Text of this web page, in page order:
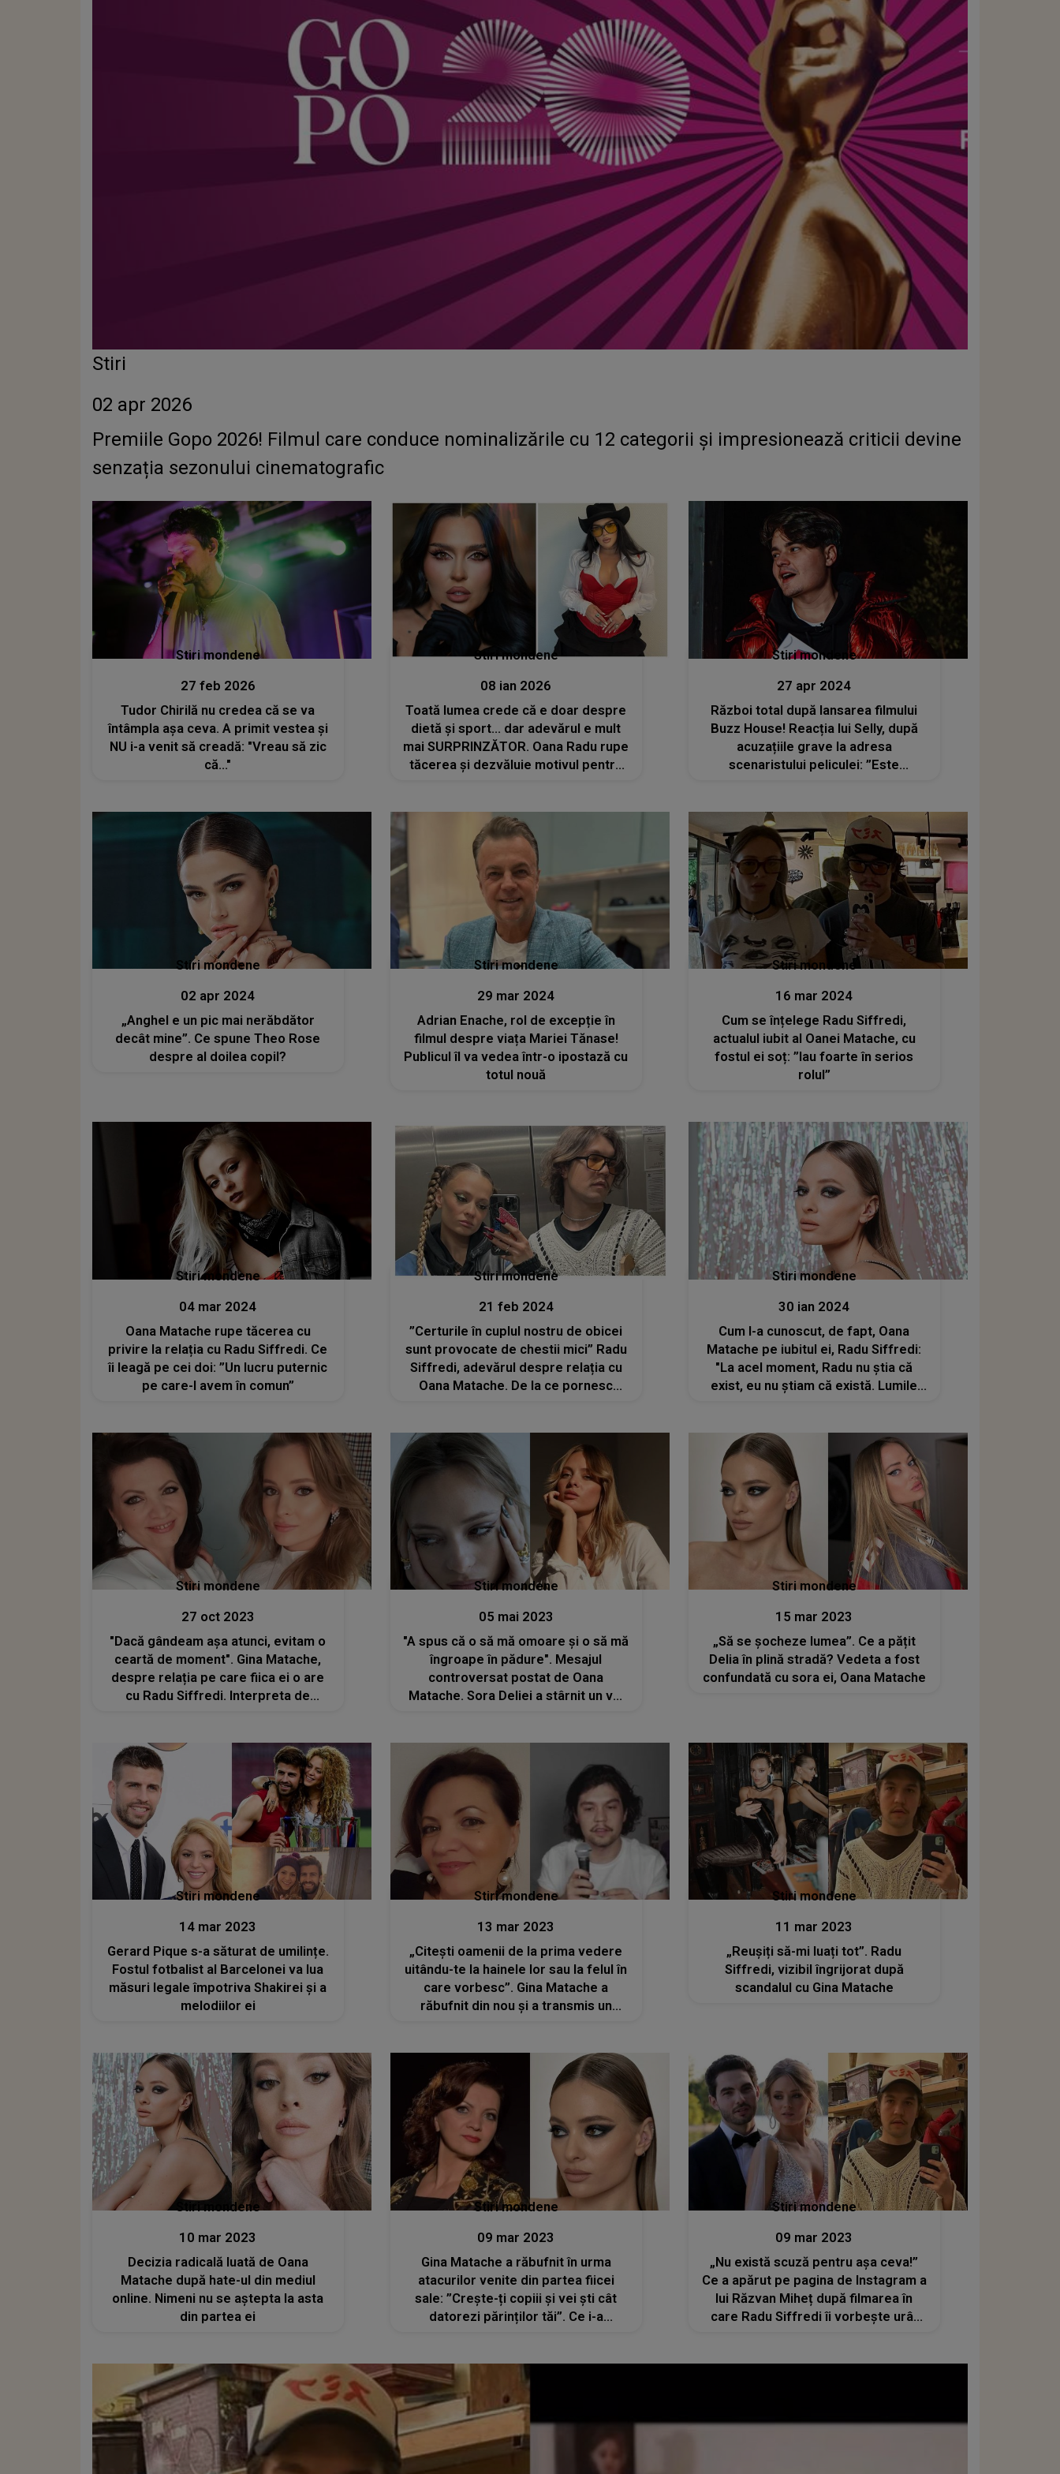
Stiri
02 apr 2026
Premiile Gopo 2026! Filmul care conduce nominalizările cu 12 categorii și impresionează criticii devine
senzația sezonului cinematografic
Stiri mondene
27 feb 2026
Tudor Chirilă nu credea că se va
întâmpla așa ceva. A primit vestea și
NU i-a venit să creadă: "Vreau să zic
că..."
Stiri mondene
08 ian 2026
Toată lumea crede că e doar despre
dietă și sport... dar adevărul e mult
mai SURPRINZĂTOR. Oana Radu rupe
tăcerea și dezvăluie motivul pentru
fiind ceva tragic și..."
Stiri mondene
27 apr 2024
Război total după lansarea filmului
Buzz House! Reacția lui Selly, după
acuzațiile grave la adresa
scenaristului peliculei: ”Este
Stiri mondene
02 apr 2024
„Anghel e un pic mai nerăbdător
decât mine”. Ce spune Theo Rose
despre al doilea copil?
Stiri mondene
29 mar 2024
Adrian Enache, rol de excepție în
filmul despre viața Mariei Tănase!
Publicul îl va vedea într-o ipostază cu
totul nouă
Stiri mondene
16 mar 2024
Cum se înțelege Radu Siffredi,
actualul iubit al Oanei Matache, cu
fostul ei soț: ”Iau foarte în serios
rolul”
Stiri mondene
04 mar 2024
Oana Matache rupe tăcerea cu
privire la relația cu Radu Siffredi. Ce
îi leagă pe cei doi: ”Un lucru puternic
pe care-l avem în comun”
Stiri mondene
21 feb 2024
”Certurile în cuplul nostru de obicei
sunt provocate de chestii mici” Radu
Siffredi, adevărul despre relația cu
Oana Matache. De la ce pornesc
Stiri mondene
30 ian 2024
Cum l-a cunoscut, de fapt, Oana
Matache pe iubitul ei, Radu Siffredi:
"La acel moment, Radu nu știa că
exist, eu nu știam că există. Lumile
Stiri mondene
27 oct 2023
"Dacă gândeam așa atunci, evitam o
ceartă de moment". Gina Matache,
despre relația pe care fiica ei o are
cu Radu Siffredi. Interpreta de
Stiri mondene
05 mai 2023
"A spus că o să mă omoare și o să mă
îngroape în pădure". Mesajul
controversat postat de Oana
Matache. Sora Deliei a stârnit un val
Stiri mondene
15 mar 2023
„Să se șocheze lumea”. Ce a pățit
Delia în plină stradă? Vedeta a fost
confundată cu sora ei, Oana Matache
Stiri mondene
14 mar 2023
Gerard Pique s-a săturat de umilințe.
Fostul fotbalist al Barcelonei va lua
măsuri legale împotriva Shakirei și a
melodiilor ei
Stiri mondene
13 mar 2023
„Citești oamenii de la prima vedere
uitându-te la hainele lor sau la felul în
care vorbesc”. Gina Matache a
răbufnit din nou și a transmis un
Stiri mondene
11 mar 2023
„Reușiți să-mi luați tot”. Radu
Siffredi, vizibil îngrijorat după
scandalul cu Gina Matache
Stiri mondene
10 mar 2023
Decizia radicală luată de Oana
Matache după hate-ul din mediul
online. Nimeni nu se aștepta la asta
din partea ei
Stiri mondene
09 mar 2023
Gina Matache a răbufnit în urma
atacurilor venite din partea fiicei
sale: ”Crește-ți copiii și vei ști cât
datorezi părinților tăi”. Ce i-a
Stiri mondene
09 mar 2023
„Nu există scuză pentru așa ceva!”
Ce a apărut pe pagina de Instagram a
lui Răzvan Miheț după filmarea în
care Radu Siffredi îi vorbește urât